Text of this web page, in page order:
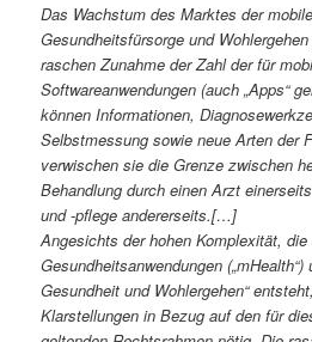
Das Wachstum des Marktes der
Gesundheitsfürsorge und
raschen Zunahme der Zahl der für
Softwareanwendungen (auch „Apps“
können Informationen,
Selbstmessung sowie neue Arten der
verwischen sie die Grenze zwischen
Behandlung durch einen Arzt
und -pflege andererseits.[…]
Angesichts der hohen Komplexität,
Gesundheitsanwendungen („mHealth“)
Gesundheit und Wohlergehen“
Klarstellungen in Bezug auf den für